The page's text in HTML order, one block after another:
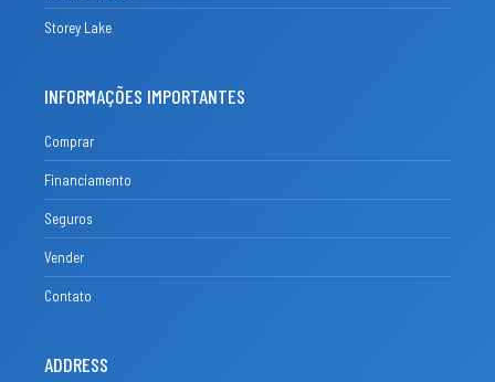
Storey Lake
INFORMAÇÕES IMPORTANTES
Comprar
Financiamento
Seguros
Vender
Contato
ADDRESS